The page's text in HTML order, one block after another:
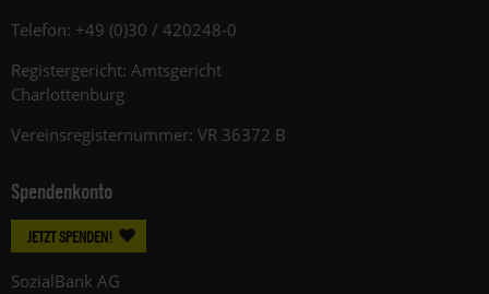
Telefon: +49 (0)30 / 420248-0
Registergericht: Amtsgericht
Charlottenburg
Vereinsregisternummer: VR 36372 B
Spendenkonto
JETZT SPENDEN!
SozialBank AG